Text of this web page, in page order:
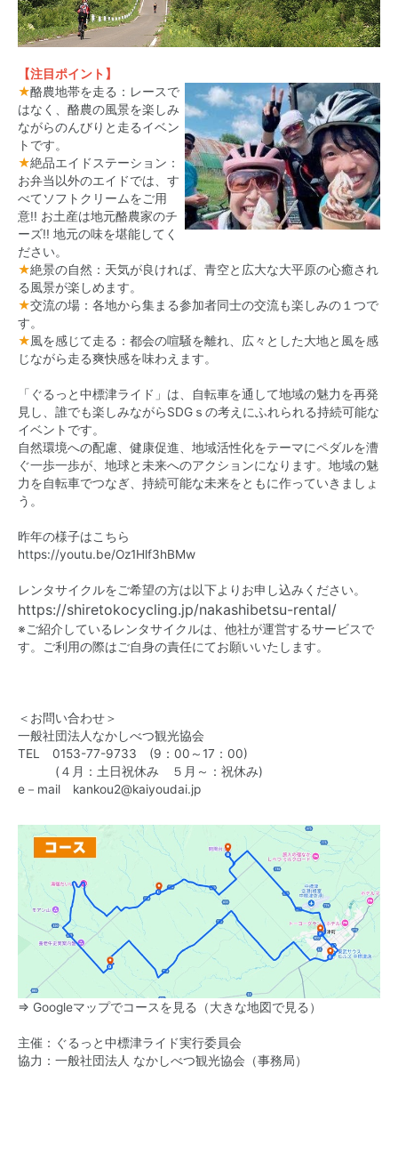
【注目ポイント】
★酪農地帯を走る：レースで
はなく、酪農の風景を楽しみ
ながらのんびりと走るイベン
トです。
★絶品エイドステーション：
お弁当以外のエイドでは、す
べてソフトクリームをご用
意!! お土産は地元酪農家のチ
ーズ!! 地元の味を堪能してく
ださい。
★絶景の自然：天気が良ければ、青空と広大な大平原の心癒され
る風景が楽しめます。
★交流の場：各地から集まる参加者同士の交流も楽しみの１つで
す。
★風を感じて走る：都会の喧騒を離れ、広々とした大地と風を感
じながら走る爽快感を味わえます。
「ぐるっと中標津ライド」は、自転車を通して地域の魅力を再発
見し、誰でも楽しみながらSDGｓの考えにふれられる持続可能な
イベントです。
自然環境への配慮、健康促進、地域活性化をテーマにペダルを漕
ぐ一歩一歩が、地球と未来へのアクションになります。​​​地域の魅
力を自転車でつなぎ、持続可能な未来をともに作っていきましょ
う。
昨年の様子はこちら
https://youtu.be/Oz1Hlf3hBMw
レンタサイクルをご希望の方は以下よりお申し込みください。
https://shiretokocycling.jp/nakashibetsu-rental/
※ご紹介しているレンタサイクルは、他社が運営するサービスで
す。ご利用の際はご自身の責任にてお願いいたします。
＜お問い合わせ＞
一般社団法人なかしべつ観光協会
TEL 0153-77-9733 (9：00～17：00)
(４月：土日祝休み ５月～：祝休み)
e－mail kankou2@kaiyoudai.jp
⇒ Googleマップでコースを見る（大きな地図で見る）
主催：ぐるっと中標津ライド実行委員会
協力：一般社団法人 なかしべつ観光協会（事務局）